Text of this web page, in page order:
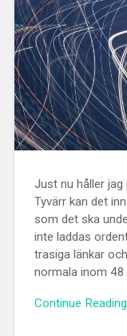
Just nu håller
Tyvärr kan det
som det ska
inte laddas
trasiga länkar
normala inom 48
Continue